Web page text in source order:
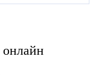
онлайн